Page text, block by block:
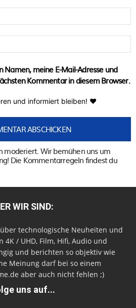
Namen, meine E-Mail-Adresse und
Kommentar in diesem Browser.
und informiert bleiben! ♥
moderiert. Wir bemühen uns um
Die Kommentarregeln findest du
WIR SIND:
technologische Neuheiten und
4K / UHD, Film, Hifi, Audio und
und berichten so objektiv wie
Meinung darf bei so einem
aber auch nicht fehlen ;)
uns auf...